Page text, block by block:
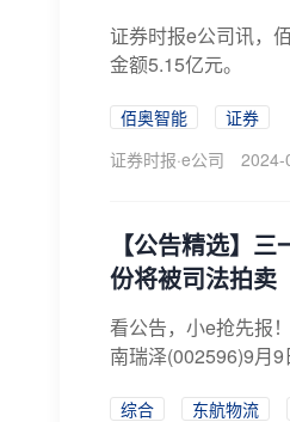
证券时报e公司讯，
金额5.15亿元。
佰奥智能
证券
证券时报·e公司
2024-
【公告精选】
份将被司法拍卖
看公告，小e抢先报
南瑞泽(002596)9月
综合 东航物流